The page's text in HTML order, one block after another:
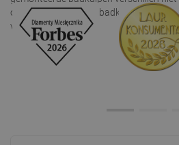
oplossing voor grote badkamers en
vrijstaande badkuip.